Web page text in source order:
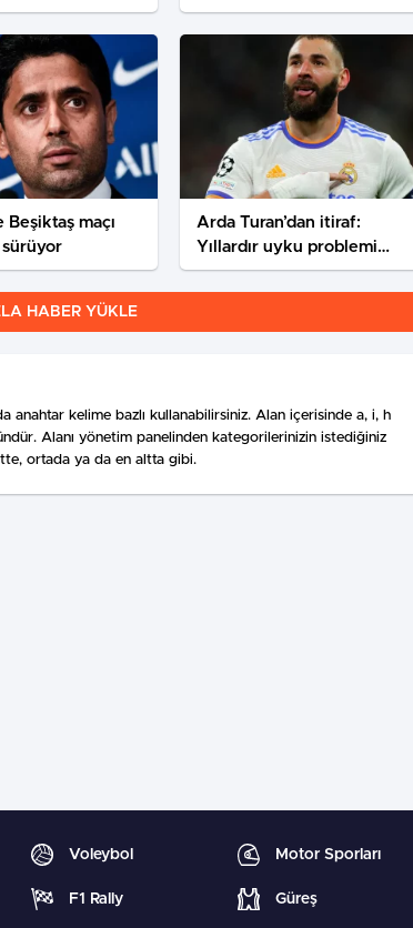
Beşiktaş maçı
sürüyor
Arda Turan’dan itiraf:
Yıllardır uyku problemi
çekiyorum, rahat
uyuyamıyorum
HABER YÜKLE
anahtar kelime bazlı kullanabilirsiniz. Alan içerisinde a, i, h
Alanı yönetim panelinden kategorilerinizin istediğiniz
ortada ya da en altta gibi.
Voleybol Motor Sporları
F1 Rally Güreş